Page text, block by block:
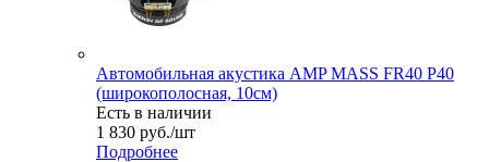
Автомобильная акустика AMP MASS FR40 P40
(широкополосная, 10см)
Есть в наличии
1 830 руб./шт
Подробнее